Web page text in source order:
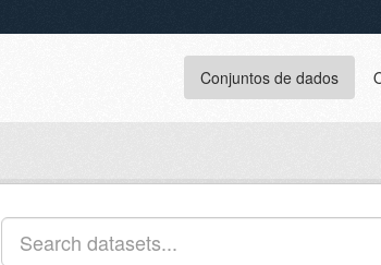
Conjuntos de dados